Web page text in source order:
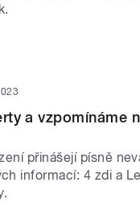
a vzpomínáme
přinášejí písně
informací: 4 zdi a